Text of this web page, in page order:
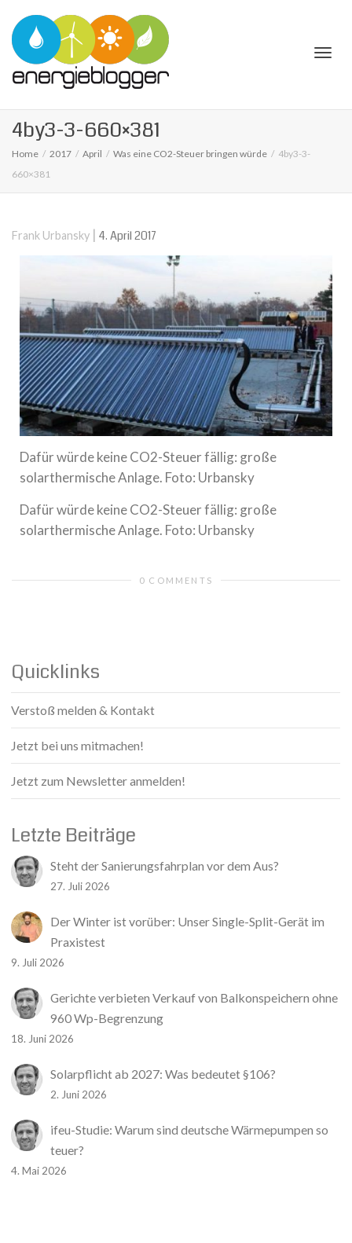
4by3-3-660×381
Home 2017 April Was eine CO2-Steuer bringen würde
4by3-3-
660×381
Frank Urbansky | 4. April 2017
Dafür würde keine CO2-Steuer fällig: große
solarthermische Anlage. Foto: Urbansky
Dafür würde keine CO2-Steuer fällig: große
solarthermische Anlage. Foto: Urbansky
0 COMMENTS
Quicklinks
Verstoß melden & Kontakt
Jetzt bei uns mitmachen!
Jetzt zum Newsletter anmelden!
Letzte Beiträge
Steht der Sanierungsfahrplan vor dem Aus?
27. Juli 2026
Der Winter ist vorüber: Unser Single-Split-Gerät im
Praxistest
9. Juli 2026
Gerichte verbieten Verkauf von Balkonspeichern ohne
960 Wp-Begrenzung
18. Juni 2026
Solarpflicht ab 2027: Was bedeutet §106?
2. Juni 2026
ifeu-Studie: Warum sind deutsche Wärmepumpen so
teuer?
4. Mai 2026